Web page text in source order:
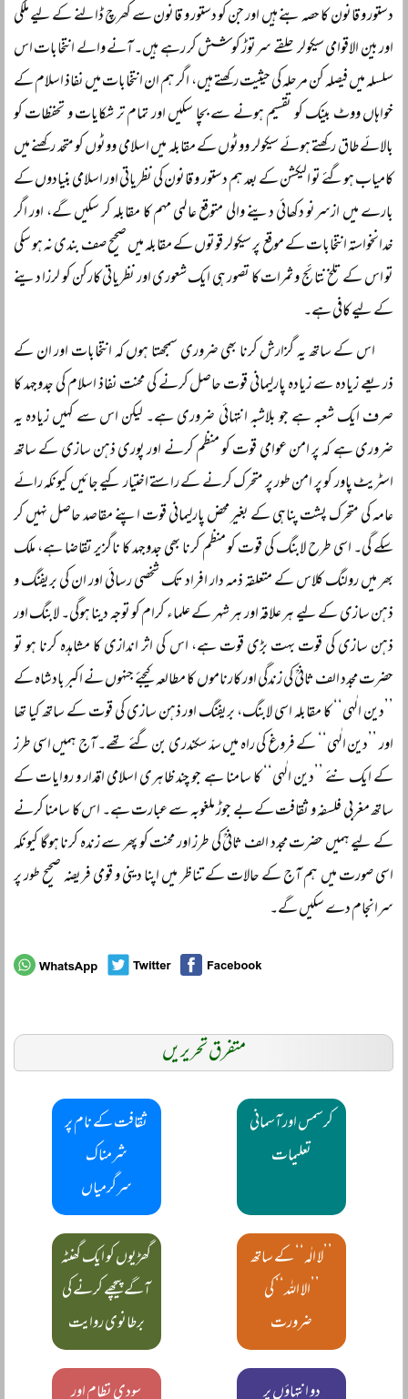
دستور و قانون کا حصہ بنے ہیں اور جن کو دستور و قانون سے کھرچ ڈالنے کے لیے ملکی
اور بین الاقوامی سیکولر حلقے سرتوڑ کوشش کر رہے ہیں۔ آنے والے انتخابات اس
سلسلہ میں فیصلہ کن مرحلہ کی حیثیت رکھتے ہیں، اگر ہم ان انتخابات میں نفاذ اسلام کے
خواہاں ووٹ بینک کو تقسیم ہونے سے بچا سکیں اور تمام تر شکایات و تحفظات کو
بالائے طاق رکھتے ہوئے سیکولر ووٹوں کے مقابلہ میں اسلامی ووٹوں کو متحد رکھنے میں
کامیاب ہوگئے تو الیکشن کے بعد ہم دستور و قانون کی نظریاتی اور اسلامی بنیادوں کے
بارے میں ازسرنو دکھائی دینے والی متوقع عالمی مہم کا مقابلہ کر سکیں گے، اور اگر
خدانخواستہ انتخابات کے موقع پر سیکولر قوتوں کے مقابلہ میں صحیح صف بندی نہ ہو سکی
تو اس کے تلخ نتائج و ثمرات کا تصور ہی ایک شعوری اور نظریاتی کارکن کو لرزا دینے
کے لیے کافی ہے۔
اس کے ساتھ یہ گزارش کرنا بھی ضروری سمجھتا ہوں کہ انتخابات اور ان کے
ذریعے زیادہ سے زیادہ پارلیمانی قوت حاصل کرنے کی محنت نفاذ اسلام کی جدوجہد کا
صرف ایک شعبہ ہے جو بلاشبہ انتہائی ضروری ہے۔ لیکن اس سے کہیں زیادہ یہ
ضروری ہے کہ پر امن عوامی قوت کو منظم کرنے اور پوری ذہن سازی کے ساتھ
اسٹریٹ پاور کو پر امن طور پر متحرک کرنے کے راستے اختیار کیے جائیں کیونکہ رائے
عامہ کی متحرک پشت پناہی کے بغیر محض پارلیمانی قوت اپنے مقاصد حاصل نہیں کر
سکے گی۔ اسی طرح لابنگ کی قوت کو منظم کرنا بھی جدوجہد کا ناگزیر تقاضا ہے، ملک
بھر میں رولنگ کلاس کے متعلقہ ذمہ دار افراد تک شخصی رسائی اور ان کی بریفنگ و
ذہن سازی کے لیے ہر علاقہ اور ہر شہر کے علماء کرام کو توجہ دینا ہوگی۔ لابنگ اور
ذہن سازی کی قوت بہت بڑی قوت ہے، اس کی اثر اندازی کا مشاہدہ کرنا ہو تو
حضرت مجدد الف ثانیؒ کی زندگی اور کارناموں کا مطالعہ کیجئے جنہوں نے اکبر بادشاہ کے
’’دین الٰہی‘‘ کا مقابلہ اسی لابنگ، بریفنگ اور ذہن سازی کی قوت کے ساتھ کیا تھا
اور ’’دین الٰہی‘‘ کے فروغ کی راہ میں سدّ سکندری بن گئے تھے۔ آج ہمیں اسی طرز
کے ایک نئے ’’دین الٰہی‘‘ کا سامنا ہے جو چند ظاہری اسلامی اقدار و روایات کے
ساتھ مغربی فلسفہ و ثقافت کے بے جوڑ ملغوبہ سے عبارت ہے۔ اس کا سامنا کرنے
کے لیے ہمیں حضرت مجدد الف ثانیؒ کی طرز اور محنت کو پھر سے زندہ کرنا ہوگا کیونکہ
اسی صورت میں ہم آج کے حالات کے تناظر میں اپنا دینی و قومی فریضہ صحیح طور پر
سرانجام دے سکیں گے۔
متفرق تحریریں
کرسمس اور آسمانی
تعلیمات
ثقافت کے نام پر
شرمناک
سرگرمیاں
’’لا الٰہ‘‘ کے ساتھ
’’الا اللہ‘‘ کی
ضرورت
گھڑیوں کو ایک گھنٹہ
آگے پیچھے کرنے کی
برطانوی روایت